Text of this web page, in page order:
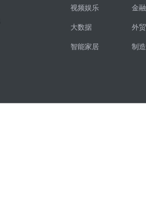
视频娱乐 金
大数据 外
智能家居 制